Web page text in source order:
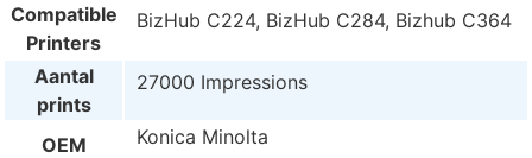
Compatible
Printers
BizHub C224, BizHub C284, Bizhub C364
Aantal
prints
27000 Impressions
OEM Konica Minolta